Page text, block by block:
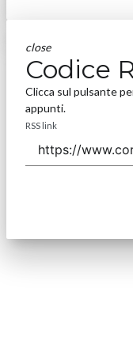
close
Codice
Clicca sul pulsante
appunti.
RSS link